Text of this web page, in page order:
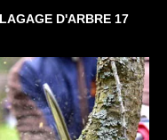
D'ARBRE 17